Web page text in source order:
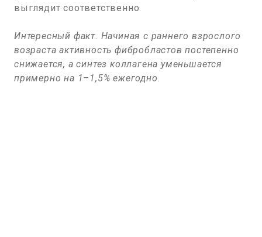
выглядит соответственно.
Интересный факт. Начиная с раннего взрослого
возраста активность фибробластов постепенно
снижается, а синтез коллагена уменьшается
примерно на 1–1,5% ежегодно.